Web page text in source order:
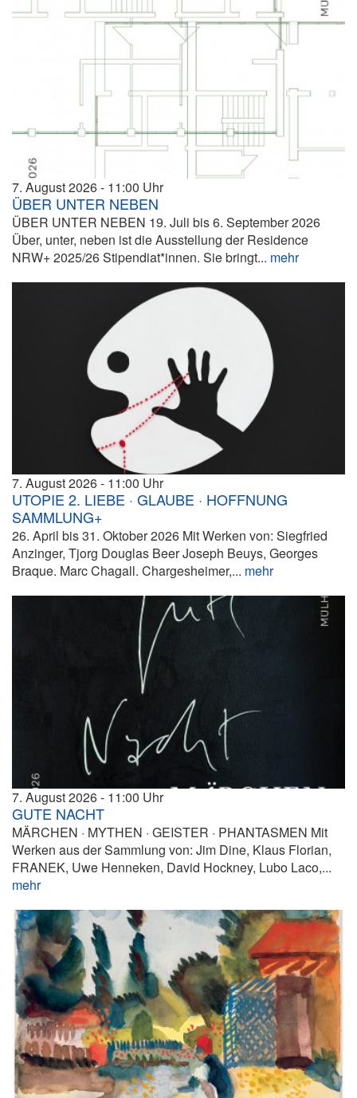
7. August 2026 11:00
ÜBER UNTER NEBEN
ÜBER UNTER NEBEN 19. Juli bis 6. September 2026
Über, unter, neben ist die Ausstellung der Residence
NRW+ 2025/26 Stipendiat*innen. Sie bringt... mehr
7. August 2026 11:00
UTOPIE 2. LIEBE · GLAUBE · HOFFNUNG
SAMMLUNG+
26. April bis 31. Oktober 2026 Mit Werken von: Siegfried
Anzinger, Tjorg Douglas Beer Joseph Beuys, Georges
Braque. Marc Chagall. Chargesheimer,... mehr
7. August 2026 11:00
GUTE NACHT
MÄRCHEN · MYTHEN · GEISTER · PHANTASMEN Mit
Werken aus der Sammlung von: Jim Dine, Klaus Florian,
FRANEK, Uwe Henneken, David Hockney, Lubo Laco,...
mehr